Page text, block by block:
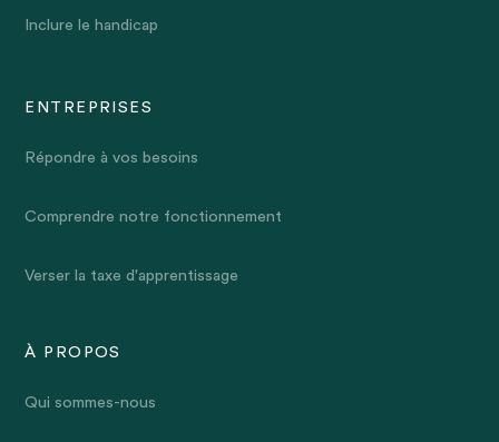
Inclure le handicap
ENTREPRISES
Répondre à vos besoins
Comprendre notre fonctionnement
Verser la taxe d'apprentissage
À PROPOS
Qui sommes-nous